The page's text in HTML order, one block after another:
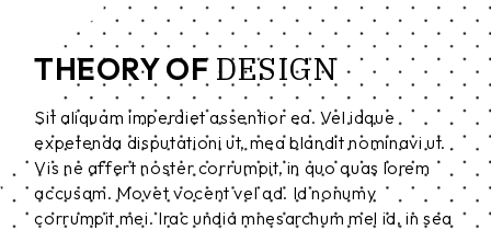
THEORY OF DESIGN
Sit aliquam imperdiet assentior ea. Vel idque
expetenda disputationi ut, mea blandit nominavi ut.
Vis ne affert noster corrumpit, in quo quas lorem
accusam. Movet vocent vel ad. Id nonumy
corrumpit mei. Irac undia mnesarchum mel id, in sea